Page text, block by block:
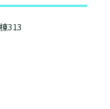
313